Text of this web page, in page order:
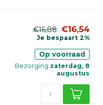
€16,88 €16,54
Je bespaart 2%
Op voorraad
Bezorging zaterdag, 8
augustus